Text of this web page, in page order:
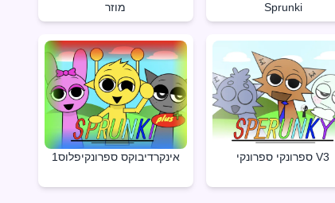
מוזר
Sprunki
אינקרדיבוקס ספרונקיפלוס1 ספרונקי ספרונקי V3